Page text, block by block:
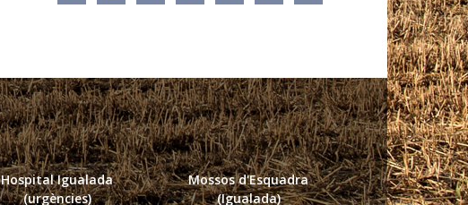
Hospital Igualada
(urgències)
Mossos d'Esquadra
(Igualada)